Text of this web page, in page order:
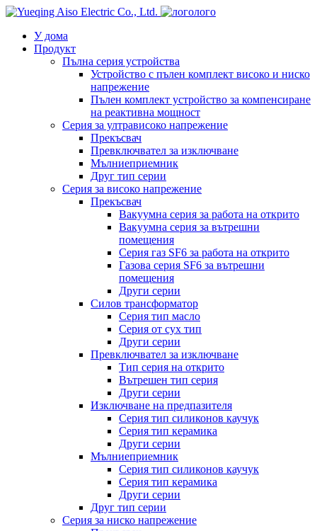
лого
У дома
Продукт
Пълна серия устройства
Устройство с пълен комплект високо и ниско
напрежение
Пълен комплект устройство за компенсиране
на реактивна мощност
Серия за ултрависоко напрежение
Прекъсвач
Превключвател за изключване
Мълниеприемник
Друг тип серии
Серия за високо напрежение
Прекъсвач
Вакуумна серия за работа на открито
Вакуумна серия за вътрешни
помещения
Серия газ SF6 за работа на открито
Газова серия SF6 за вътрешни
помещения
Други серии
Силов трансформатор
Серия тип масло
Серия от сух тип
Други серии
Превключвател за изключване
Тип серия на открито
Вътрешен тип серия
Други серии
Изключване на предпазителя
Серия тип силиконов каучук
Серия тип керамика
Други серии
Мълниеприемник
Серия тип силиконов каучук
Серия тип керамика
Други серии
Друг тип серии
Серия за ниско напрежение